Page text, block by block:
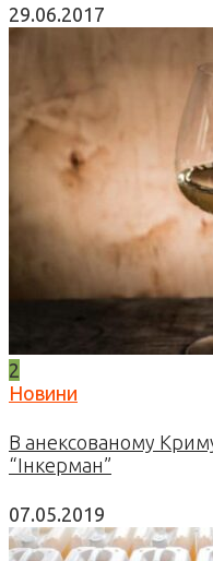
29.06.2017
2
Новини
В анексованому
“Інкерман”
07.05.2019